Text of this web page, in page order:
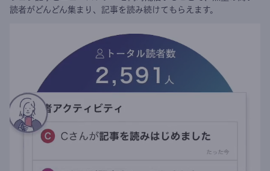
読者がどんどん集まり、記事を読み続けてもらえます。